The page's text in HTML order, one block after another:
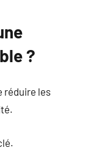
?
réduire les